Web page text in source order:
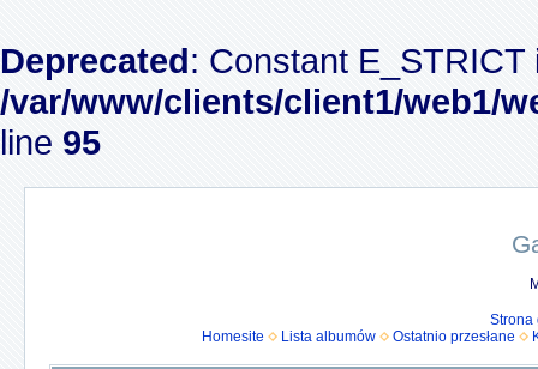
Deprecated: Constant
/var/www/clients/client1/web1/
line 95
Strona
Homesite
Lista albumów Ostatnio przesłane